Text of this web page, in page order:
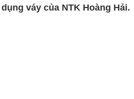
váy của NTK Hoàng Hải.